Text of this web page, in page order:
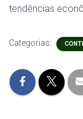
tendências
Categorias: